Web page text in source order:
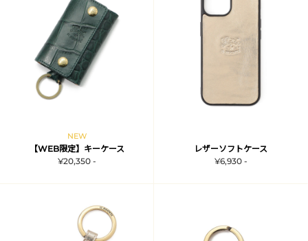
NEW
【WEB限定】キーケース
¥20,350 -
レザーソフトケース
¥6,930 -